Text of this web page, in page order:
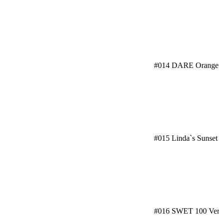
#014 DARE Orange
#015 Linda`s Sunset
#016 SWET 100